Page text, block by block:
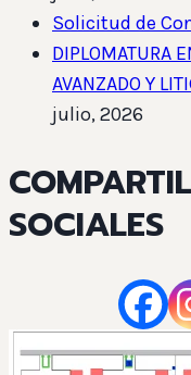
Solicitud de
DIPLOMATURA
AVANZADO Y
julio, 2026
SOCIALES